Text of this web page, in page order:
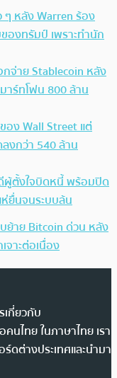
ๆ หลัง Warren ร้อง
องทรัมป์ เพราะทำนัก
จ่าย Stablecoin หลัง
าร์ทโฟน 800 ล้าน
อง Wall Street แต่
งกว่า 540 ล้าน
ผู้ตั้งใจบิดหนี้ พร้อมปิด
ยื่นจนระบบล้น
ย้าย Bitcoin ด่วน หลัง
จาะต่อเนื่อง
เกี่ยวกับ
นไทย ในภาษาไทย เรา
ดต่างประเทศและนำมา